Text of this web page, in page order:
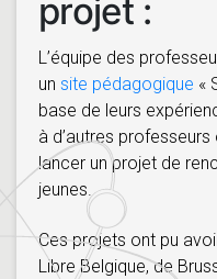
projet :
L’équipe des
un site pédagogique «
base de leurs
à d’autres
lancer un projet de
jeunes.
Ces projets ont pu
Libre Belgique, de